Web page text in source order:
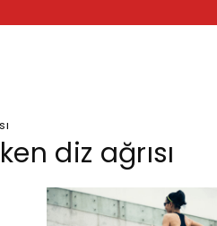
diz ağrısı